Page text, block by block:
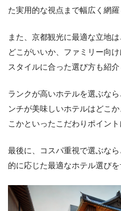
た実用的な視点まで幅広く網羅
また、京都観光に最適な立地
どこがいいか、ファミリー向
スタイルに合った選び方も紹介
ランクが高いホテルを選ぶな
ンチが美味しいホテルはどこ
こかといったこだわりポイント
最後に、コスパ重視で選ぶな
的に応じた最適なホテル選びを